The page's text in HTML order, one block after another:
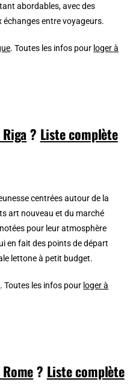
abordables, avec des
entre voyageurs.
. Toutes les infos pour loger à
? Liste complète
centrées autour de la
art nouveau et du marché
pour leur atmosphère
en fait des points de départ
lettone à petit budget.
. Toutes les infos pour loger à
? Liste complète